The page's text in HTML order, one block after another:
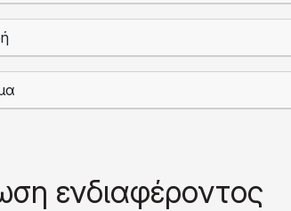
ενδιαφέροντος